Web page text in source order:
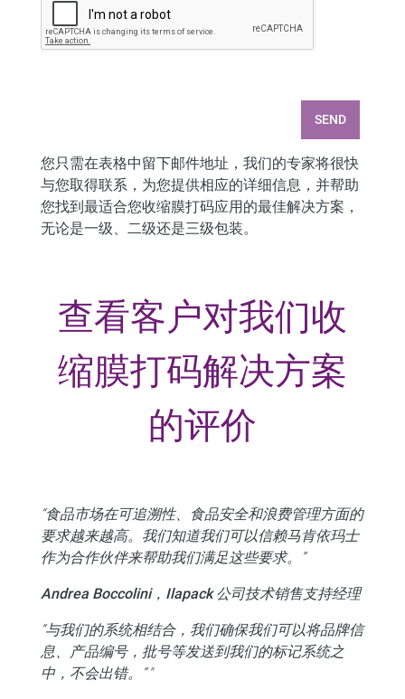
SEND
您只需在表格中留下邮件地址，我们的专家将很快
与您取得联系，为您提供相应的详细信息，并帮助
您找到最适合您收缩膜打码应用的最佳解决方案，
无论是一级、二级还是三级包装。
查看客户对我们收
缩膜打码解决方案
的评价
“食品市场在可追溯性、食品安全和浪费管理方面的
要求越来越高。我们知道我们可以信赖马肯依玛士
作为合作伙伴来帮助我们满足这些要求。”
Andrea Boccolini，Ilapack 公司技术销售支持经理
“与我们的系统相结合，我们确保我们可以将品牌信
息、产品编号，批号等发送到我们的标记系统之
中，不会出错。” "